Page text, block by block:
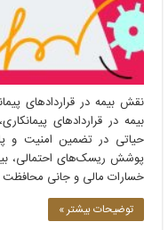
نقش بیمه در قراردادهای
بیمه در قراردادهای
حیاتی در تضمین امنیت و
پوشش ریسک‌های احتمالی، بیمه
خسارات مالی و جانی
توضیحات بیشتر »